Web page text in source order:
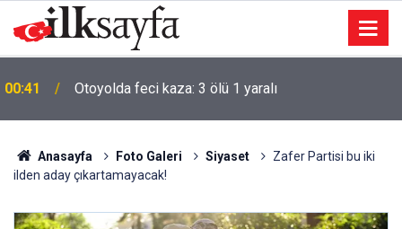
00:41 Otoyolda feci kaza: 3 ölü 1 yaralı
Anasayfa Foto Galeri Siyaset
Zafer Partisi bu iki
ilden aday çıkartamayacak!